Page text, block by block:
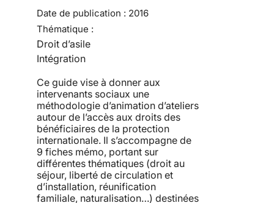
Date de publication : 2016
Thématique :
Droit d’asile
Intégration
Ce guide vise à donner aux
intervenants sociaux une
méthodologie d’animation d’ateliers
autour de l’accès aux droits des
bénéficiaires de la protection
internationale. Il s’accompagne de
9 fiches mémo, portant sur
différentes thématiques (droit au
séjour, liberté de circulation et
d’installation, réunification
familiale, naturalisation…) destinées